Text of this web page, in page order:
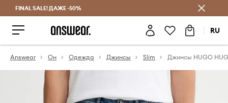
FINAL SALE! ДАЖЕ -50%
RU
Answear Он Одежда Джинсы Slim Джинсы HUGO